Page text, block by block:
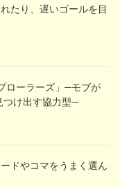
たり、遅いゴールを目
ローラーズ」─モブが
つけ出す協力型─
ドやコマをうまく選ん